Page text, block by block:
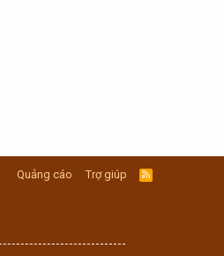
Quảng cáo Trợ giúp
R
S